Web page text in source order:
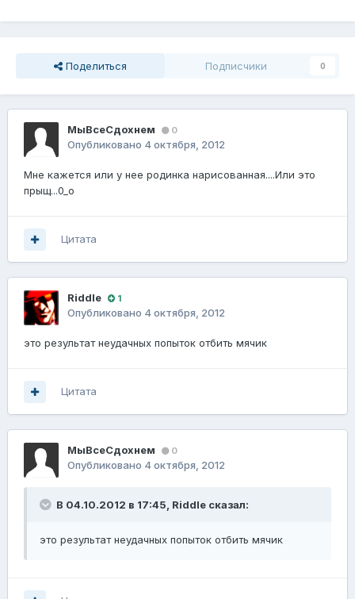
Поделиться Подписчики 0
МыВсеСдохнем 0
Опубликовано 4 октября, 2012
Мне кажется или у нее родинка нарисованная....Или это
прыщ...0_о
Цитата
Riddle 1
Опубликовано 4 октября, 2012
это результат неудачных попыток отбить мячик
Цитата
МыВсеСдохнем 0
Опубликовано 4 октября, 2012
В 04.10.2012 в 17:45, Riddle сказал:
это результат неудачных попыток отбить мячик